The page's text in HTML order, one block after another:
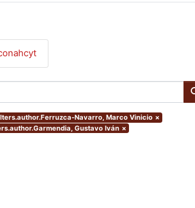
Navarro, Marco Vinicio ×
Gustavo Iván ×